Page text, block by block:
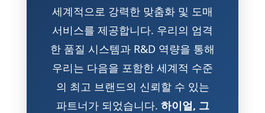
세계적으로 강력한 맞춤화 및 도매
서비스를 제공합니다. 우리의 엄격
한 품질 시스템과 R&D 역량을 통해
우리는 다음을 포함한 세계적 수준
의 최고 브랜드의 신뢰할 수 있는
파트너가 되었습니다. 하이얼, 그